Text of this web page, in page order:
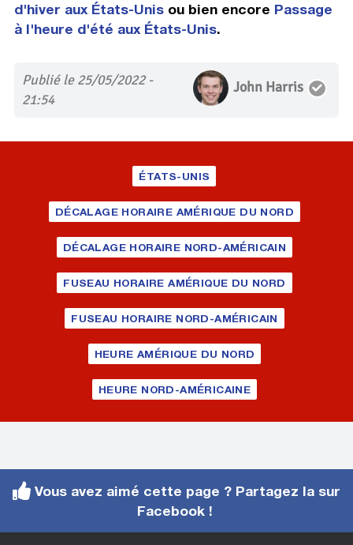
d'hiver aux États-Unisou bien encore Passage
à l'heure d'été aux États-Unis.
Publié le 25/05/2022 -
21:54
John Harris
ÉTATS-UNIS
DÉCALAGE HORAIRE AMÉRIQUE DU NORD
DÉCALAGE HORAIRE NORD-AMÉRICAIN
FUSEAU HORAIRE AMÉRIQUE DU NORD
FUSEAU HORAIRE NORD-AMÉRICAIN
HEURE AMÉRIQUE DU NORD
HEURE NORD-AMÉRICAINE
Vous avez aimé cette page ? Partagez la sur
Facebook !